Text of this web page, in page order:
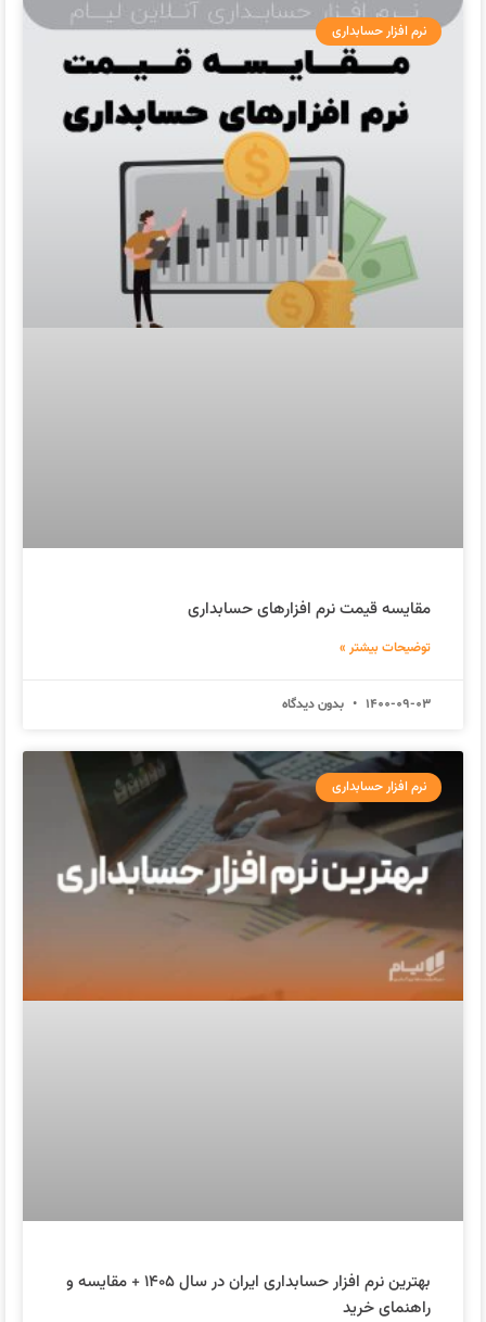
نرم افزار حسابداری
مقایسه قیمت نرم افزارهای حسابداری
توضیحات بیشتر »
1400-09-03 بدون دیدگاه
نرم افزار حسابداری
بهترین نرم افزار حسابداری ایران در سال ۱۴۰۵ + مقایسه و
راهنمای خرید